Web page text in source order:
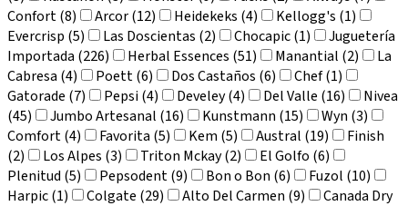
Confort (8)
Arcor (12) Heidekeks (4)
Kellogg's (1)
Evercrisp (5)
Las Doscientas (2) Chocapic (1)
Juguetería
Importada (226)
Herbal Essences (51) Manantial (2)
La
Cabresa (4)
Poett (6) Dos Castaños (6)
Chef (1)
Gatorade (7)
Pepsi (4) Develey (4) Del Valle (16)
Nivea
(45)
Jumbo Artesanal (16) Kunstmann (15)
Wyn (3)
Comfort (4)
Favorita (5) Kem (5) Austral (19)
Finish
(2)
Los Alpes (3) Triton Mckay (2)
El Golfo (6)
Plenitud (5)
Pepsodent (9) Bon o Bon (6)
Fuzol (10)
Harpic (1)
Colgate (29) Alto Del Carmen (9)
Canada Dry